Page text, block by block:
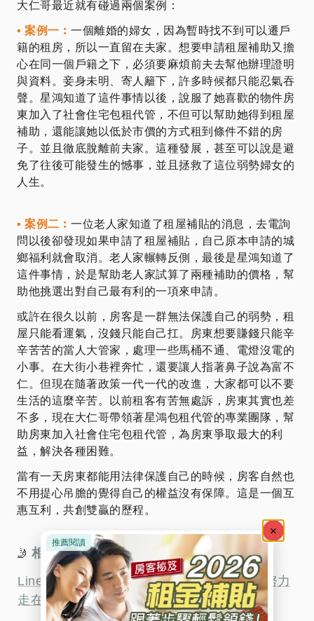
大仁哥最近就有碰過兩個案例：
▪ 案例一︰ 一個離婚的婦女，因為暫時找不到可以遷戶
籍的租房，所以一直留在夫家。想要申請租屋補助又擔
心在同一個戶籍之下，必須要麻煩前夫去幫他辦理證明
與資料。妾身未明、寄人籬下，許多時候都只能忍氣吞
聲。星鴻知道了這件事情以後，說服了她喜歡的物件房
東加入了社會住宅包租代管，不但可以幫助她得到租屋
補助，還能讓她以低於市價的方式租到條件不錯的房
子。並且徹底脫離前夫家。這種發展，甚至可以說是避
免了往後可能發生的憾事，並且拯救了這位弱勢婦女的
人生。
▪ 案例二︰ 一位老人家知道了租屋補貼的消息，去電詢
問以後卻發現如果申請了租屋補貼，自己原本申請的城
鄉福利就會取消。老人家輾轉反側，最後是星鴻知道了
這件事情，於是幫助老人家試算了兩種補助的價格，幫
助他挑選出對自己最有利的一項來申請。
或許在很久以前，房客是一群無法保護自己的弱勢，租
屋只能看運氣，沒錢只能自己扛。房東想要賺錢只能辛
辛苦苦的當人大管家，處理一些馬桶不通、電燈沒電的
小事。在大街小巷裡奔忙，還要讓人指著鼻子說為富不
仁。但現在隨著政策一代一代的改進，大家都可以不要
生活的這麼辛苦。以前租客有苦無處訴，房東其實也差
不多，現在大仁哥帶領著星鴻包租代管的專業團隊，幫
助房東加入社會住宅包租代管，為房東爭取最大的利
益，解決各種困難。
當有一天房東都能用法律保護自己的時候，房客自然也
不用提心吊膽的覺得自己的權益沒有保障。這是一個互
惠互利，共創雙贏的歷程。
🤳 相關採訪看更多↓↓↓
Line today 居住正義哪裡找？星鴻社會住宅努力
走在第一線